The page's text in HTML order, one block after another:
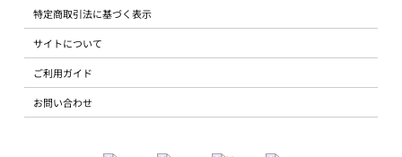
特定商取引法に基づく表示
サイトについて
ご利用ガイド
お問い合わせ